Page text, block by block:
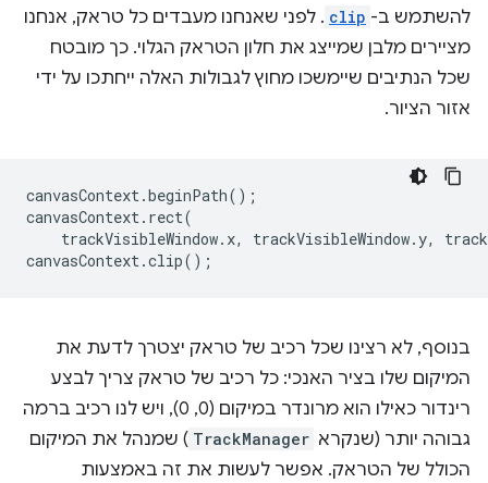
להשתמש ב- clip . לפני שאנחנו מעבדים כל טראק, אנחנו
מציירים מלבן שמייצג את חלון הטראק הגלוי. כך מובטח
שכל הנתיבים שיימשכו מחוץ לגבולות האלה ייחתכו על ידי
אזור הציור.
canvasContext.beginPath();
canvasContext. rect(
trackVisibleWindow. x, trackVisibleWindow.y,
canvasContext.clip();
בנוסף, לא רצינו שכל רכיב של טראק יצטרך לדעת את
המיקום שלו בציר האנכי: כל רכיב של טראק צריך לבצע
רינדור כאילו הוא מרונדר במיקום (0, 0), ויש לנו רכיב ברמה
גבוהה יותר (שנקרא TrackManager ) שמנהל את המיקום
הכולל של הטראק. אפשר לעשות את זה באמצעות